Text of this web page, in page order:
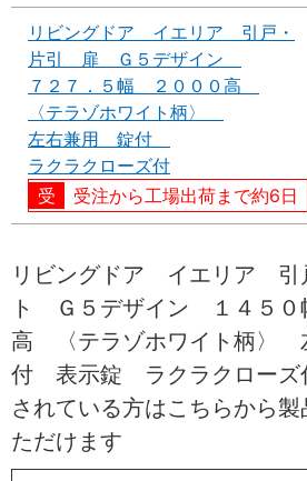
リビングドア イエリア 引戸・
片引 扉 Ｇ５デザイン
７２７．５幅 ２０００高
〈テラゾホワイト柄〉
左右兼用 錠付
ラクラクローズ付
受注から工場出荷まで約6日
リビングドア イエリア 引
ト Ｇ５デザイン １４５
高 〈テラゾホワイト柄〉
付 表示錠 ラクラクローズ
されている方はこちらから
ただけます